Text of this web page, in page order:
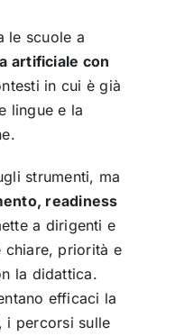
le scuole a
artificiale con
in cui è già
lingue e la
strumenti, ma
readiness
a dirigenti e
priorità e
la didattica.
efficaci la
i percorsi sulle